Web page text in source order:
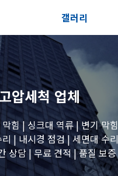
갤러리
전체보기
세면대 작업
변기 작업
욕조 작업
압세척업체
힘 | 싱크대 역류 | 변기 막힘
| 내시경 점검 | 세면대 수리
상담 | 무료 견적 | 품질 보증